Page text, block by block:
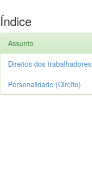
Índice
Assunto
Direitos dos trabalhadores
Personalidade (Direito)